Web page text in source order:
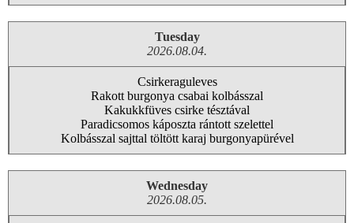
Tuesday
2026.08.04.
Csirkeraguleves
Rakott burgonya csabai kolbásszal
Kakukkfüves csirke tésztával
Paradicsomos káposzta rántott szelettel
Kolbásszal sajttal töltött karaj burgonyapürével
Wednesday
2026.08.05.